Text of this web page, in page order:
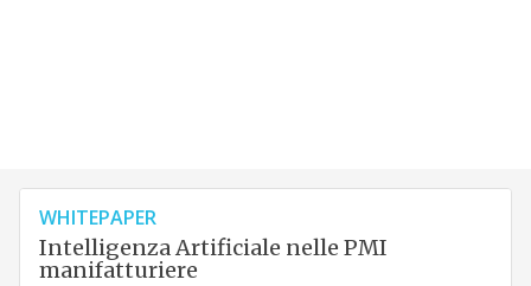
WHITEPAPER
Intelligenza Artificiale nelle PMI
manifatturiere